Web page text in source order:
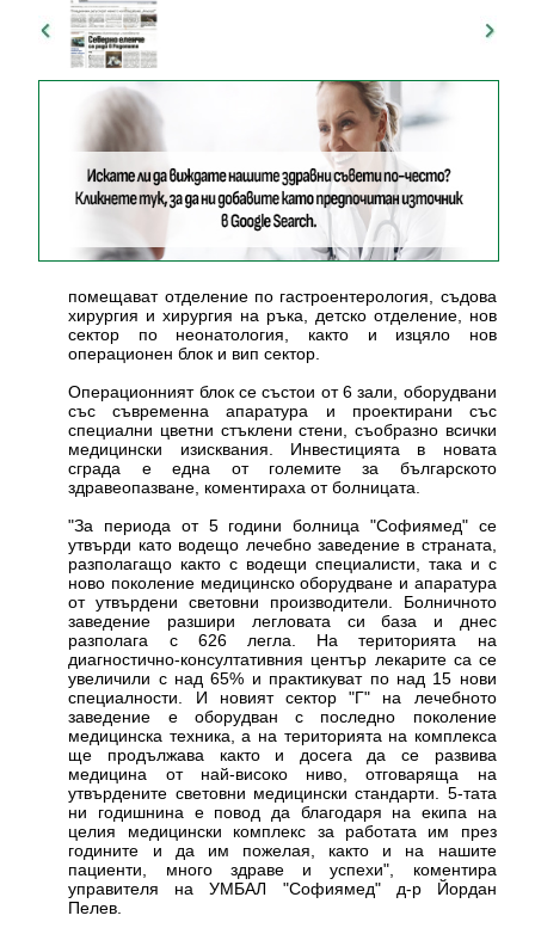
помещават отделение по гастроентерология, съдова
хирургия и хирургия на ръка, детско отделение, нов
сектор по неонатология, както и изцяло нов
операционен блок и вип сектор.
Операционният блок се състои от 6 зали, оборудвани
със съвременна апаратура и проектирани със
специални цветни стъклени стени, съобразно всички
медицински изисквания. Инвестицията в новата
сграда е една от големите за българското
здравеопазване, коментираха от болницата.
"За периода от 5 години болница "Софиямед" се
утвърди като водещо лечебно заведение в страната,
разполагащо както с водещи специалисти, така и с
ново поколение медицинско оборудване и апаратура
от утвърдени световни производители. Болничното
заведение разшири легловата си база и днес
разполага с 626 легла. На територията на
диагностично-консултативния център лекарите са се
увеличили с над 65% и практикуват по над 15 нови
специалности. И новият сектор "Г" на лечебното
заведение е оборудван с последно поколение
медицинска техника, а на територията на комплекса
ще продължава както и досега да се развива
медицина от най-високо ниво, отговаряща на
утвърдените световни медицински стандарти. 5-тата
ни годишнина е повод да благодаря на екипа на
целия медицински комплекс за работата им през
годините и да им пожелая, както и на нашите
пациенти, много здраве и успехи", коментира
управителя на УМБАЛ "Софиямед" д-р Йордан
Пелев.